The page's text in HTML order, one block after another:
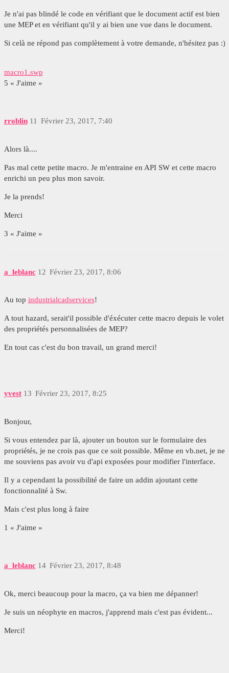
Je n'ai pas blindé le code en vérifiant que le document actif est bien
une MEP et en vérifiant qu'il y ai bien une vue dans le document.
Si celà ne répond pas complètement à votre demande, n'hésitez pas :)
macro1.swp
5 « J'aime »
rroblin Février 23, 2017, 7:40
11
Alors là....
Pas mal cette petite macro. Je m'entraine en API SW et cette macro
enrichi un peu plus mon savoir.
Je la prends!
Merci
3 « J'aime »
a_leblanc Février 23, 2017, 8:06
12
Au top industrialcadservices!
A tout hazard, serait'il possible d'éxécuter cette macro depuis le volet
des propriétés personnalisées de MEP?
En tout cas c'est du bon travail, un grand merci!
yvest Février 23, 2017, 8:25
13
Bonjour,
Si vous entendez par là, ajouter un bouton sur le formulaire des
propriétés, je ne crois pas que ce soit possible. Même en vb.net, je ne
me souviens pas avoir vu d'api exposées pour modifier l'interface.
Il y a cependant la possibilité de faire un addin ajoutant cette
fonctionnalité à Sw.
Mais c'est plus long à faire
1 « J'aime »
a_leblanc Février 23, 2017, 8:48
14
Ok, merci beaucoup pour la macro, ça va bien me dépanner!
Je suis un néophyte en macros, j'apprend mais c'est pas évident...
Merci!